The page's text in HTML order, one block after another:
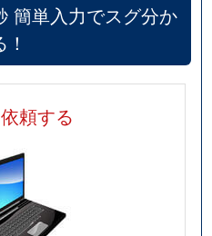
簡単入力でスグ分か
！
頼する